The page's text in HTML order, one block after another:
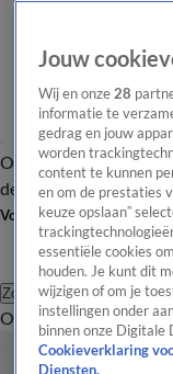
Overzicht
de redactie
Volg Shownieuws
Zoeken
Overzicht
Jouw
Wij en onze 28
informatie te
gedrag en jouw
worden
content te kunnen
en om de prestaties
keuze opslaan”
essentiële cookies
houden. Je kunt dit
wijzigen of om je
instellingen onder
binnen onze Digitale
Cookieverklaring
Diensten.